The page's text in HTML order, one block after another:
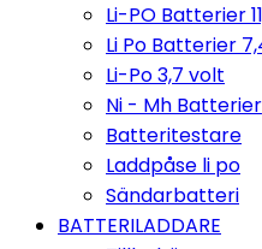
Li-PO Batterier
Li Po Batterier
Li-Po 3,7 volt
Ni - Mh Batterier
Batteritestare
Laddpåse li po
Sändarbatteri
BATTERILADDARE